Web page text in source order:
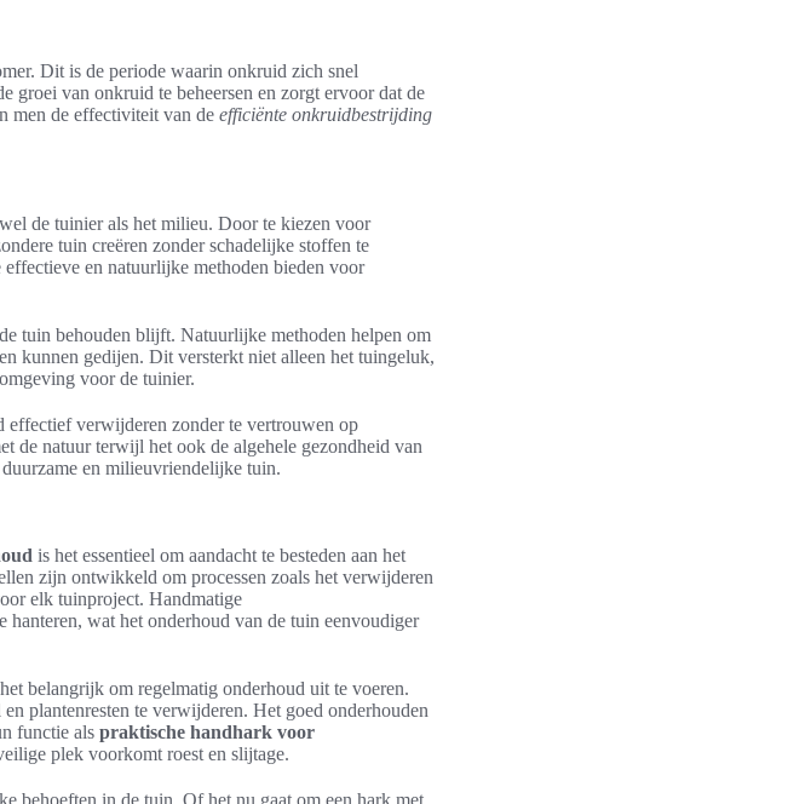
Dit is de periode waarin onkruid zich snel
groei van onkruid te beheersen en zorgt ervoor dat de
men de effectiviteit van de efficiënte onkruidbestrijding
de tuinier als het milieu. Door te kiezen voor
tuin creëren zonder schadelijke stoffen te
en natuurlijke methoden bieden voor
tuin behouden blijft. Natuurlijke methoden helpen om
kunnen gedijen. Dit versterkt niet alleen het tuingeluk,
voor de tuinier.
verwijderen zonder te vertrouwen op
de natuur terwijl het ook de algehele gezondheid van
en milieuvriendelijke tuin.
is het essentieel om aandacht te besteden aan het
zijn ontwikkeld om processen zoals het verwijderen
elk tuinproject. Handmatige
wat het onderhoud van de tuin eenvoudiger
belangrijk om regelmatig onderhoud uit te voeren.
plantenresten te verwijderen. Het goed onderhouden
functie als praktische handhark voor
plek voorkomt roest en slijtage.
behoeften in de tuin. Of het nu gaat om een hark met